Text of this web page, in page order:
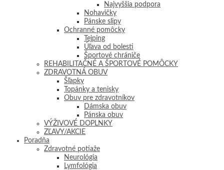
Najvyššia podpora
Nohavičky
Pánske slipy
Ochranné pomôcky
Tejping
Úľava od bolesti
Športové chrániče
REHABILITAČNÉ A ŠPORTOVÉ POMÔCKY
ZDRAVOTNÁ OBUV
Šľapky
Topánky a tenisky
Obuv pre zdravotníkov
Dámska obuv
Pánska obuv
VÝŽIVOVÉ DOPLNKY
ZĽAVY/AKCIE
Poradňa
Zdravotné potiaže
Neurológia
Lymfológia